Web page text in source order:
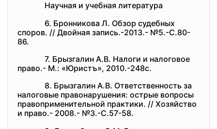
Научная и учебная литература
6. Бронникова Л. Обзор судебных
споров. // Двойная запись.-2013.- №5.-С.80-
86.
7. Брызгалин А.В. Налоги и налоговое
право.- М.: «Юристъ», 2010.-248с.
8. Брызгалин А.В. Ответственность за
налоговые правонарушения: острые вопросы
правоприменительной практики. // Хозяйство
и право.- 2008.- №3.-С.57-58.